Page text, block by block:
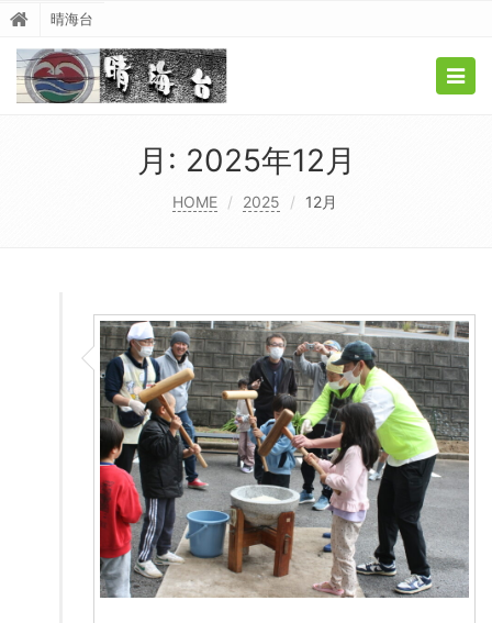
晴海台
月: 2025年12月
HOME 2025 12月